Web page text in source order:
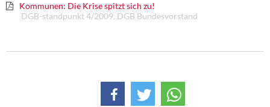
Steuer- und Finanzpolitik
Kommunen: Die Krise spitzt sich zu!
DGB-standpunkt 4/2009, DGB Bundesvorstand